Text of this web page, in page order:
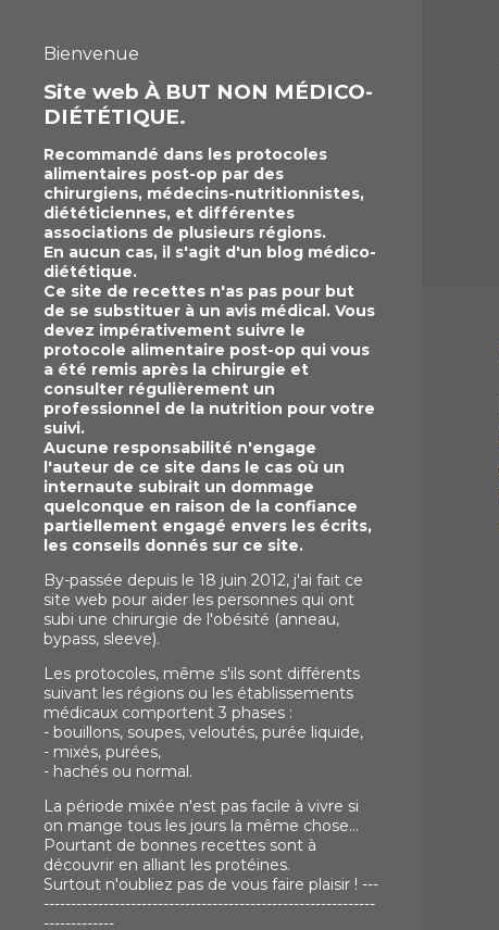
Bienvenue
Site web À BUT NON MÉDICO-
DIÉTÉTIQUE.
Recommandé dans les protocoles
alimentaires post-op par des
chirurgiens, médecins-nutritionnistes,
diététiciennes, et différentes
associations de plusieurs régions.
En aucun cas, il s'agit d'un blog médico-
diététique.
Ce site de recettes n'as pas pour but
de se substituer à un avis médical. Vous
devez impérativement suivre le
protocole alimentaire post-op qui vous
a été remis après la chirurgie et
consulter régulièrement un
professionnel de la nutrition pour votre
suivi.
Aucune responsabilité n'engage
l'auteur de ce site dans le cas où un
internaute subirait un dommage
quelconque en raison de la confiance
partiellement engagé envers les écrits,
les conseils donnés sur ce site.
By-passée depuis le 18 juin 2012, j'ai fait ce
site web pour aider les personnes qui ont
subi une chirurgie de l'obésité (anneau,
bypass, sleeve).
Les protocoles, même s'ils sont différents
suivant les régions ou les établissements
médicaux comportent 3 phases :
- bouillons, soupes, veloutés, purée liquide,
- mixés, purées,
- hachés ou normal.
La période mixée n'est pas facile à vivre si
on mange tous les jours la même chose...
Pourtant de bonnes recettes sont à
découvrir en alliant les protéines.
Surtout n'oubliez pas de vous faire plaisir ! ---
-------------------------------------------------------------
-------------